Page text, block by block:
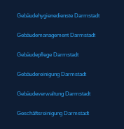
Gebäudehygienedienste Darmstadt
Gebäudemanagement Darmstadt
Gebäudepflege Darmstadt
Gebäudereinigung Darmstadt
Gebäudeverwaltung Darmstadt
Geschäftsreinigung Darmstadt